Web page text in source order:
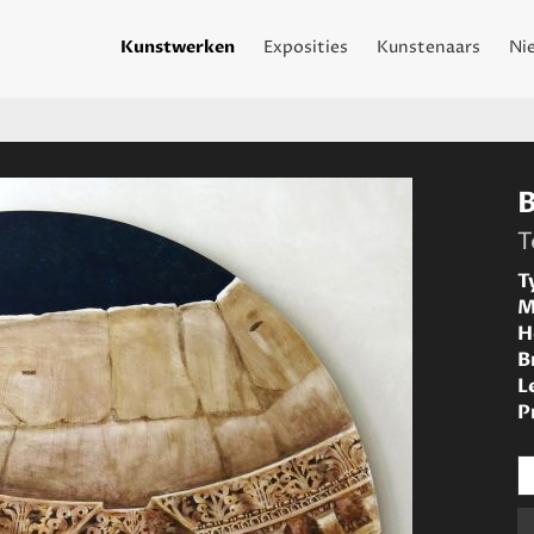
Kunstwerken Exposities Kunstenaars